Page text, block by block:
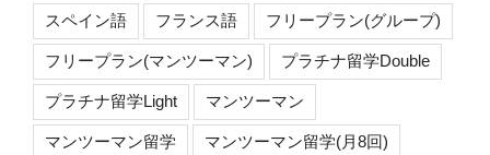
スペイン語 フランス語 フリープラン(グループ)
フリープラン(マンツーマン) プラチナ留学Double
プラチナ留学Light マンツーマン
マンツーマン留学 マンツーマン留学(月8回)